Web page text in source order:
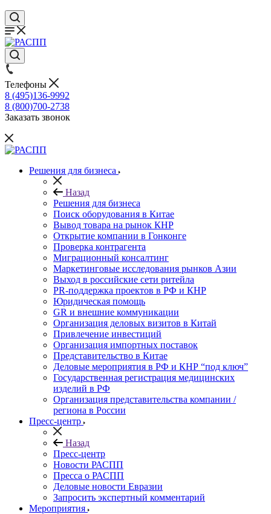
Телефоны
8 (495)136-9992
8 (800)700-2738
Заказать звонок
Решения для бизнеса
Назад
Решения для бизнеса
Поиск оборудования в Китае
Вывод товара на рынок КНР
Открытие компании в Гонконге
Проверка контрагента
Миграционный консалтинг
Маркетинговые исследования рынков Азии
Выход в российские сети ритейла
PR-поддержка проектов в РФ и КНР
Юридическая помощь
GR и внешние коммуникации
Организация деловых визитов в Китай
Привлечение инвестиций
Организация импортных поставок
Представительство в Китае
Деловые мероприятия в РФ и КНР “под ключ”
Государственная регистрация медицинских
изделий в РФ
Организация представительства компании /
региона в России
Пресс-центр
Назад
Пресс-центр
Новости РАСПП
Пресса о РАСПП
Деловые новости Евразии
Запросить экспертный комментарий
Мероприятия